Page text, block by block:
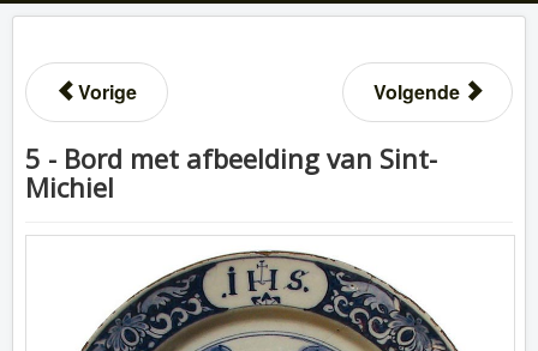
Vorige Volgende
5 - Bord met afbeelding van Sint-
Michiel